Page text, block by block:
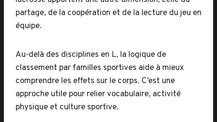
partage, de la coopération et de la lecture du jeu en
équipe.
Au-delà des disciplines en L, la logique de
classement par familles sportives aide à mieux
comprendre les effets sur le corps. C’est une
approche utile pour relier vocabulaire, activité
physique et culture sportive.